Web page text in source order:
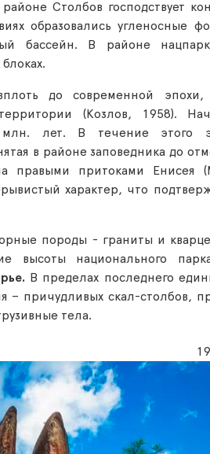
Столбов господствует
образовались угленосные
бассейн. В районе
до современной эпохи,
(Козлов, 1958).
лет. В течение этого
в районе заповедника до
правыми притоками Енисея
характер, что
породы - граниты и
высоты национального
В пределах последнего
– причудливых скал-столбов,
тела.